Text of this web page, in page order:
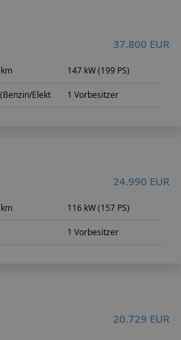
37.800 EUR
147 kW (199 PS)
Elekt 1 Vorbesitzer
24.990 EUR
116 kW (157 PS)
1 Vorbesitzer
20.729 EUR